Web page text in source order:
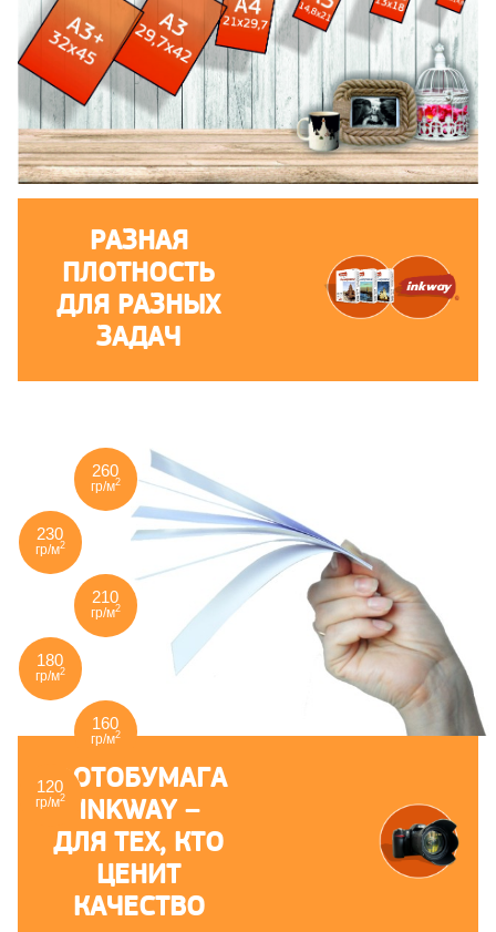
РАЗНАЯ
ПЛОТНОСТЬ
ДЛЯ РАЗНЫХ
ЗАДАЧ
260
гр/м2
230
гр/м2
210
гр/м2
180
гр/м2
160
гр/м2
120
гр/м2
ФОТОБУМАГА
INKWAY –
ДЛЯ ТЕХ, КТО
ЦЕНИТ
КАЧЕСТВО